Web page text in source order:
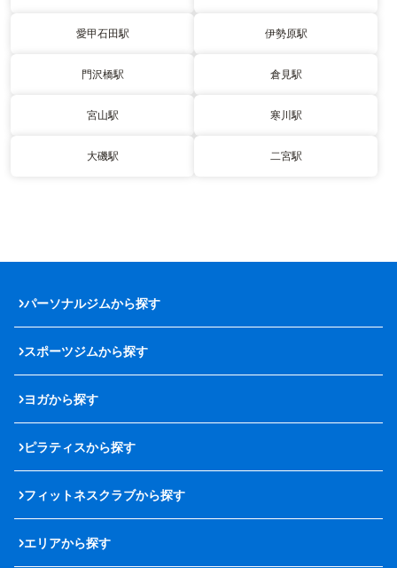
愛甲石田駅 伊勢原駅
門沢橋駅 倉見駅
宮山駅 寒川駅
大磯駅 二宮駅
パーソナルジムから探す
スポーツジムから探す
ヨガから探す
ピラティスから探す
フィットネスクラブから探す
エリアから探す